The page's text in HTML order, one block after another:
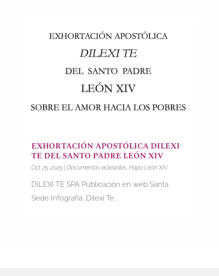
EXHORTACIÓN APOSTÓLICA DILEXI
TE DEL SANTO PADRE LEÓN XIV
Oct 25, 2025| Documentos eclesiales, Papa León XIV
DILEXI TE SPA Publicación en web Santa
Sede Infografía. Dilexi Te...